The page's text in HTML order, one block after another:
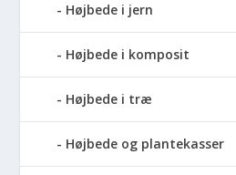
Højbede i jern
Højbede i komposit
Højbede i træ
Højbede og plantekasser